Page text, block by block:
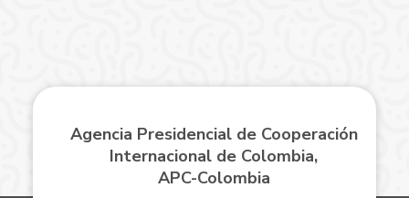
Agencia Presidencial de Cooperación
Internacional de Colombia,
APC-Colombia